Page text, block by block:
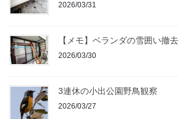
2026/03/31
【メモ】ベランダの雪囲い撤去
2026/03/30
3連休の小出公園野鳥観察
2026/03/27